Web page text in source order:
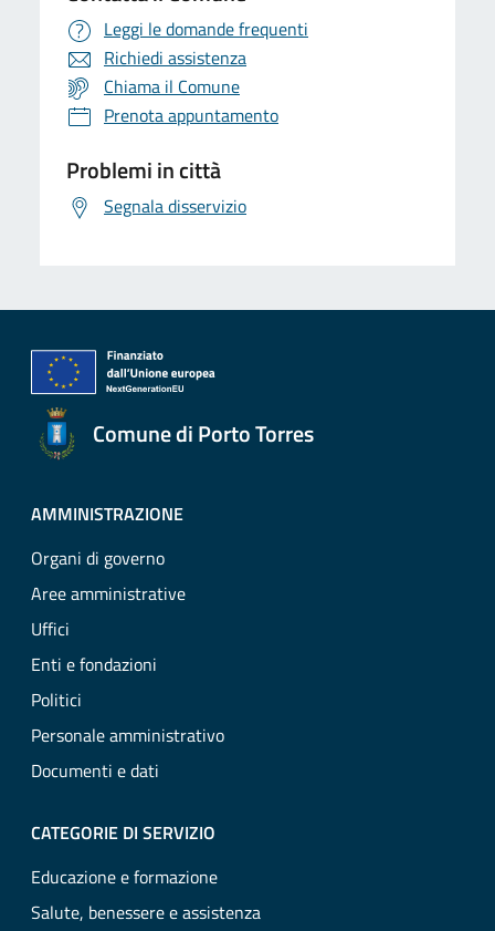
Leggi le domande frequenti
Richiedi assistenza
Chiama il Comune
Prenota appuntamento
Problemi in città
Segnala disservizio
Comune di Porto Torres
AMMINISTRAZIONE
Organi di governo
Aree amministrative
Uffici
Enti e fondazioni
Politici
Personale amministrativo
Documenti e dati
CATEGORIE DI SERVIZIO
Educazione e formazione
Salute, benessere e assistenza